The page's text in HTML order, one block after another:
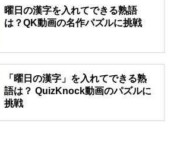
曜日の漢字を入れてできる熟語
は？QK動画の名作パズルに挑戦
「曜日の漢字」を入れてできる熟
語は？ QuizKnock動画のパズルに
挑戦